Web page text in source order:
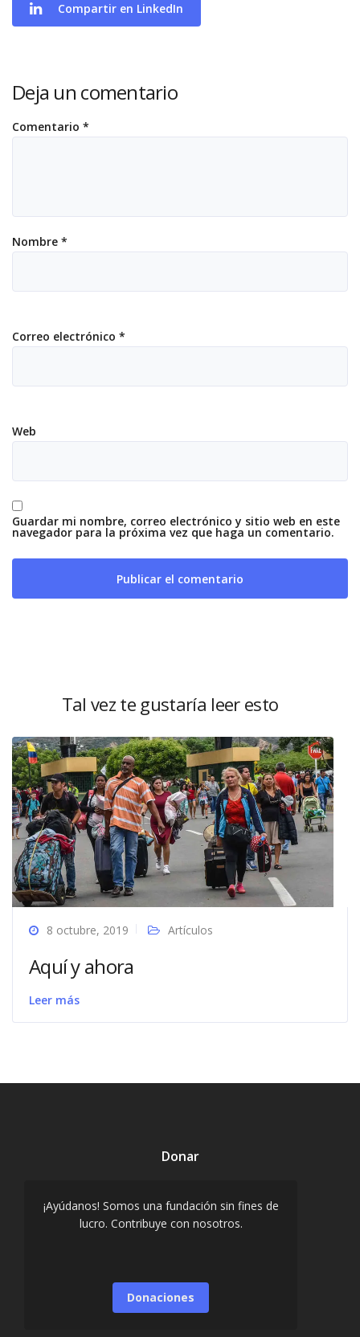
Compartir en LinkedIn
Deja un comentario
Comentario *
Nombre *
Correo electrónico *
Web
Guardar mi nombre, correo electrónico y sitio web en este
navegador para la próxima vez que haga un comentario.
Tal vez te gustaría leer esto
8 octubre, 2019 Artículos
Aquí y ahora
Leer más
Donar
¡Ayúdanos! Somos una fundación sin fines de
lucro. Contribuye con nosotros.
Donaciones